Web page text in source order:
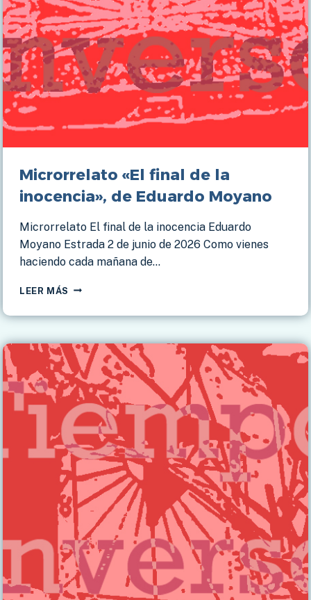
Microrrelato «El final de la
inocencia», de Eduardo Moyano
Microrrelato El final de la inocencia Eduardo
Moyano Estrada 2 de junio de 2026 Como vienes
haciendo cada mañana de…
LEER MÁS MICRORRELATO
FINAL
LA
INOCENCIA»,
DE
EDUARDO
MOYANO